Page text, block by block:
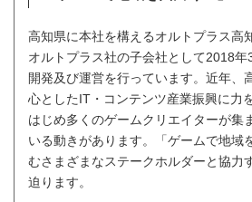
高知県に本社を構えるオルトプラス高
オルトプラス社の子会社として2018
開発及び運営を行っています。近年、
心としたIT・コンテンツ産業振興に力
はじめ多くのゲームクリエイターが集
いる動きがあります。「ゲームで地域
むさまざまなステークホルダーと協力
迫ります。